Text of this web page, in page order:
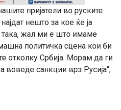
пријатели во руските
нешто за кое ќе ја
така, жал ми е што имаме
политичка сцена кои би
отколку Србија. Морам да ги
воведе санкции врз Русија“,